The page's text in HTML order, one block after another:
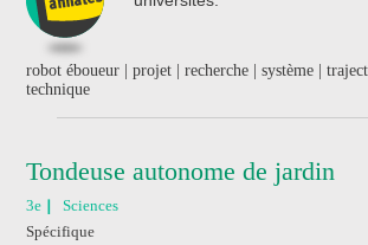
robot éboueur | projet | recherche | système |
technique
Tondeuse autonome de jardin
3e
Sciences
Spécifique